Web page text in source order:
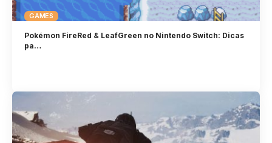
GAMES
Pokémon FireRed & LeafGreen no Nintendo Switch: Dicas
pa…